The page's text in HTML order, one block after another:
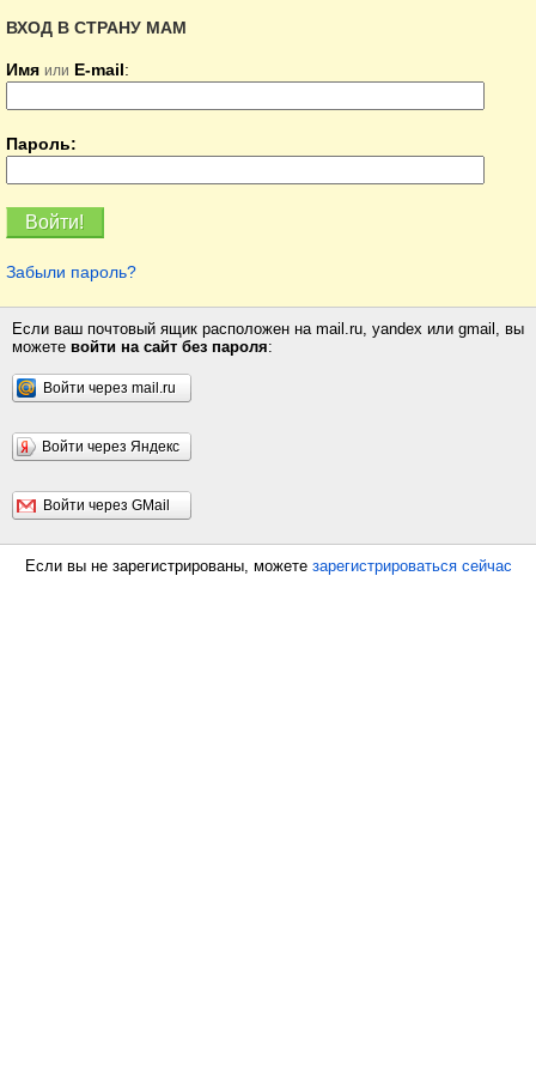
ВХОД В СТРАНУ МАМ
Имя или E-mail:
Пароль:
Забыли пароль?
Если ваш почтовый ящик расположен на mail.ru, yandex или gmail, вы
можете войти на сайт без пароля:
Войти через mail.ru
Войти через Яндекс
Войти через GMail
Если вы не зарегистрированы, можете зарегистрироваться сейчас